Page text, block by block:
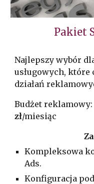
Pakiet
Najlepszy wybór
usługowych, które
działań
Budżet reklamowy:
zł/miesiąc
Kompleksowa
Ads.
Konfiguracja